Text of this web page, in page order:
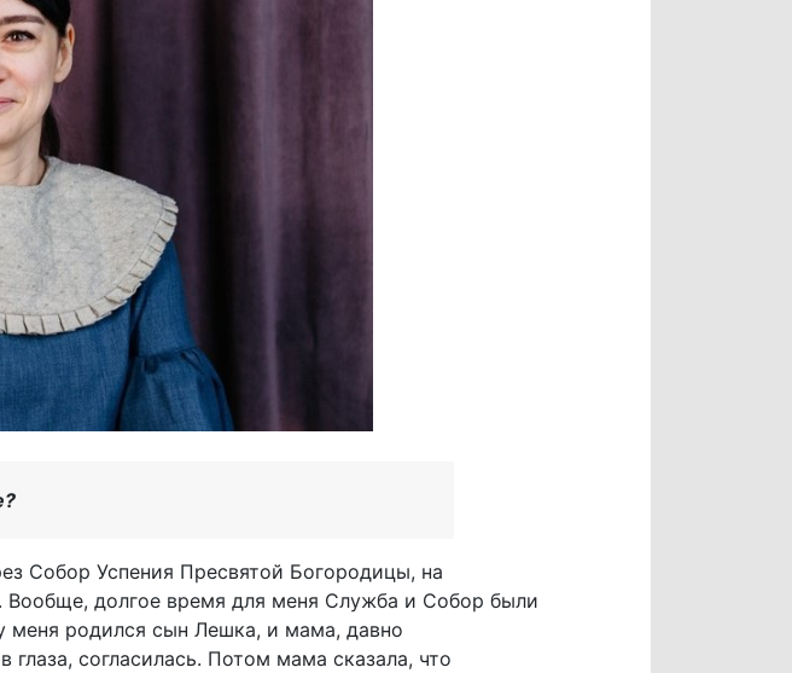
Собор Успения Пресвятой Богородицы, на
Вообще, долгое время для меня Служба и Собор были
меня родился сын Лешка, и мама, давно
глаза, согласилась. Потом мама сказала, что